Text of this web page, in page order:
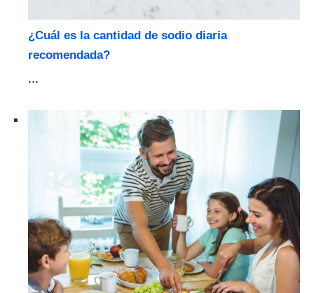
¿Cuál es la cantidad de sodio diaria
recomendada?
...